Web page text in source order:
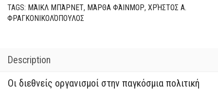
TAGS: ΜΆΙΚΛ ΜΠΆΡΝΕΤ, ΜΆΡΘΑ ΦΆΙΝΜΟΡ, ΧΡΉΣΤΟΣ Α.
ΦΡΑΓΚΟΝΙΚΟΛΌΠΟΥΛΟΣ
Description
Οι διεθνείς οργανισμοί στην παγκόσμια πολιτική